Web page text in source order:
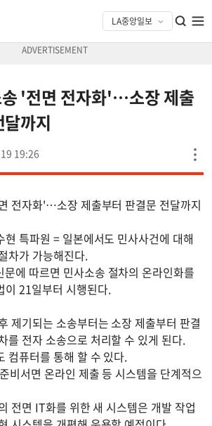
'전면 전자화'…소장 제출
까지
19:26
전자화'…소장 제출부터 판결문 전달까지
현 특파원 = 일본에서도 민사사건에 대해
차가 가능해진다.
에 따르면 민사소송 절차의 온라인화를
이 21일부터 시행된다.
제기되는 소송부터는 소장 제출부터 판결
를 전자 소송으로 처리할 수 있게 된다.
컴퓨터를 통해 할 수 있다.
비서면 온라인 제출 등 시스템을 단계적으
전면 IT화를 위한 새 시스템은 개발 작업